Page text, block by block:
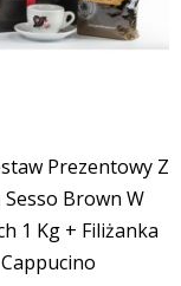
Prezentowy Z
Sesso Brown W
1 Kg + Filiżanka
Cappucino